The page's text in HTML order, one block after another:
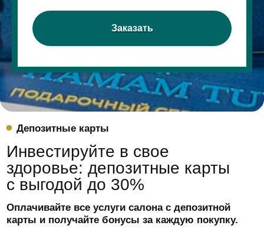
Заказать
50 000 р.
Депозитная карта VIP
15% скидка на косметику La Sultane de
Saba, Thalasso Bretagne, Davines